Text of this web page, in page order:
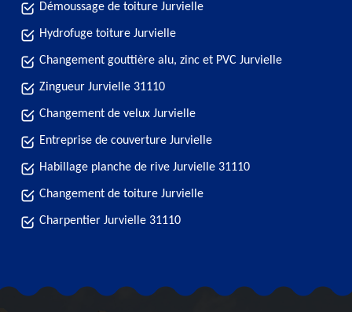
Démoussage de toiture Jurvielle
Hydrofuge toiture Jurvielle
Changement gouttière alu, zinc et PVC Jurvielle
Zingueur Jurvielle 31110
Changement de velux Jurvielle
Entreprise de couverture Jurvielle
Habillage planche de rive Jurvielle 31110
Changement de toiture Jurvielle
Charpentier Jurvielle 31110